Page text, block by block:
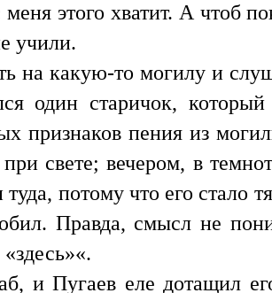
этого хватит. А чтоб
учили.
на какую-то могилу и
один старичок,
признаков пения из
свете; вечером, в
потому что его стало
Правда, смысл не
и Пугаев еле дотащил